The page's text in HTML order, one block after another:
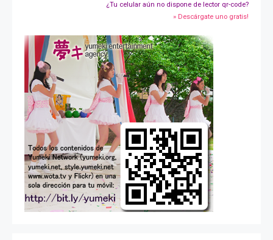
¿Tu celular aún no dispone de lector qr-code?
» Descárgate uno gratis!